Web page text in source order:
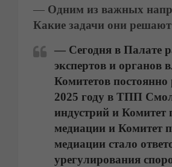
— Одним из важных
Какие задачи они решают
— Сегодня в Палате
экспертов и органов
Комитетов постоянно
2025 году в ТПП
индустрий и Комитет
медиации и Комитет
медиации стало
урегулирования